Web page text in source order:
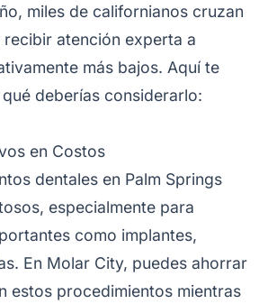
miles de californianos cruzan
atención experta a
más bajos. Aquí te
deberías considerarlo:
en Costos
dentales en Palm Springs
especialmente para
como implantes,
En Molar City, puedes ahorrar
estos procedimientos mientras